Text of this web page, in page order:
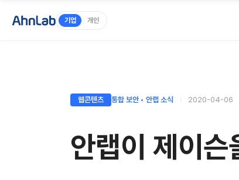
기업 개인
웹콘텐츠 통합 보안 ◦ 안랩 소식 2020-04-06
안랩이 제이슨